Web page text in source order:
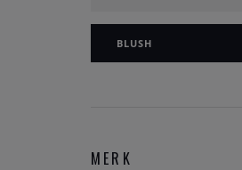
BLUSH
MERK